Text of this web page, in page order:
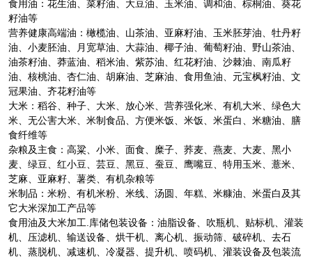
食用油：花生油、菜籽油、大豆油、玉米油、调和油、棕桐油、葵花
籽油等
营养健康高端油：橄榄油、山茶油、亚麻籽油、玉米胚芽油、牡丹籽
油、小麦胚油、月宽草油、大蒜油、椰子油、葡萄籽油、野山茶油、
油茶籽油、莽蓝油、稻米油、紫苏油、红花籽油、沙棘油、南瓜籽
油、核桃油、杏仁油、胡麻油、芝麻油、食用鱼油、元宝枫籽油、文
冠果油、齐花籽油等
大米：稻谷、种子、大米、放心米、营养强化米、有机大米、绿色大
米、无公害大米、米制食品、方便米饭、米饭、米蛋白、米糖油、膳
食纤维等
杂粮及主食：高粱、小米、面食、糜子、荞麦、燕麦、大麦、黑小
麦、绿豆、红小豆、芸豆、黑豆、蚕豆、鹰嘴豆、特用玉米、薏米、
芝麻、亚麻籽、薯类、有机杂粮等
米制品：米粉、有机米粉、米线、汤圆、年糕、米糠油、米蛋白及其
它大米深加工产品等
食用油及大米加工.库储包装设备：油脂设备、吹瓶机、贴标机、灌装
机、压滤机、输送设备、烘干机、离心机、振动筛、破碎机、去石
机、蒸脱机、减速机、冷凝器、提升机、喷码机、灌装设备及包装流